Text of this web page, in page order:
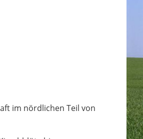
im nördlichen Teil von